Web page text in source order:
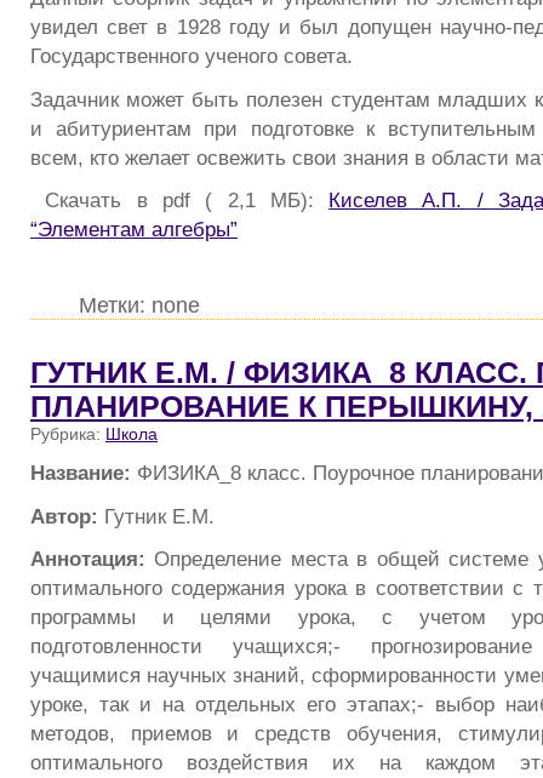
увидел свет в 1928 году и был допущен научно-
Государственного ученого совета.
Задачник может быть полезен студентам младших
и абитуриентам при подготовке к
всем, кто желает освежить свои знания в области
Скачать в pdf ( 2,1 МБ): Киселев А.П. /
“Элементам алгебры”
Метки: none
ГУТНИК Е.М. / ФИЗИКА_8
ПЛАНИРОВАНИЕ К ПЕРЫШКИНУ,
Рубрика: Школа
Название: ФИЗИКА_8 класс. Поурочное
Автор: Гутник Е.М.
Аннотация: Определение места в общей системе
оптимального содержания урока в соответствии с
программы и целями урока, с учетом
подготовленности учащихся;-
учащимися научных знаний, сформированности
уроке, так и на отдельных его этапах;- выбор
методов, приемов и средств обучения,
оптимального воздействия их на каждом